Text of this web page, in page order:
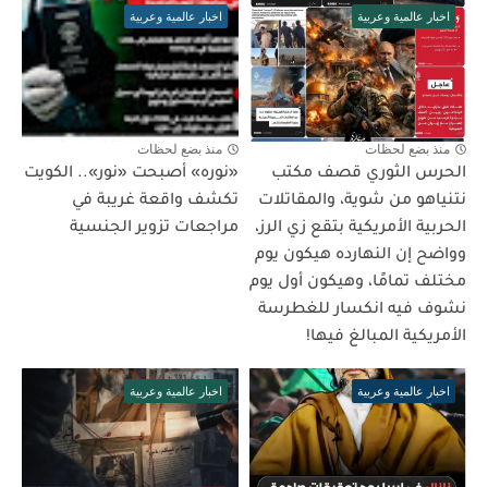
اخبار عالمية وعربية
منذ بضع لحظات
الحرس الثوري قصف مكتب
نتنياهو من شوية، والمقاتلات
الحربية الأمريكية بتقع زي الرز،
وواضح إن النهارده هيكون يوم
مختلف تمامًا، وهيكون أول يوم
نشوف فيه انكسار للغطرسة
الأمريكية المبالغ فيها!
اخبار عالمية وعربية
منذ بضع لحظات
«نوره» أصبحت «نور».. الكويت
تكشف واقعة غريبة في
مراجعات تزوير الجنسية
اخبار عالمية وعربية اخبار عالمية وعربية